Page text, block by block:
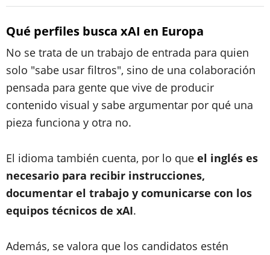
Qué perfiles busca xAI en Europa
No se trata de un trabajo de entrada para quien
solo "sabe usar filtros", sino de una colaboración
pensada para gente que vive de producir
contenido visual y sabe argumentar por qué una
pieza funciona y otra no.
El idioma también cuenta, por lo que el inglés es
necesario para recibir instrucciones,
documentar el trabajo y comunicarse con los
equipos técnicos de xAI.
Además, se valora que los candidatos estén